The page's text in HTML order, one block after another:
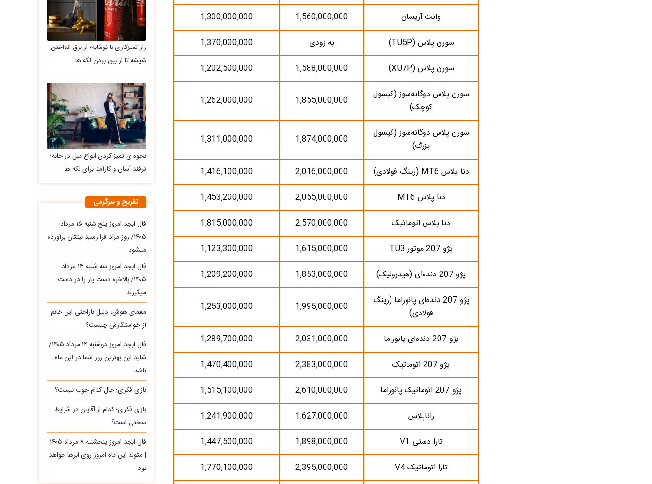
وانت آریسان 1,560,000,000
1,300,000,000
سورن پلاس (TU5P)
به زودی
1,370,000,000
سورن پلاس (XU7P)
1,588,000,000
1,202,500,000
سورن پلاس دوگانه‌سوز (کپسول
کوچک)
1,855,000,000
1,262,000,000
سورن پلاس دوگانه‌سوز (کپسول
بزرگ)
1,874,000,000
1,311,000,000
دنا پلاس MT6 (رینگ فولادی) 2,016,000,000
1,416,100,000
دنا پلاس MT6
2,055,000,000
1,453,200,000
دنا پلاس اتوماتیک
2,570,000,000
1,815,000,000
پژو 207 موتور TU3
1,615,000,000
1,123,300,000
پژو 207 دنده‌ای (هیدرولیک)
1,853,000,000
1,209,200,000
پژو 207 دنده‌ای پانوراما (رینگ
فولادی)
1,995,000,000
1,253,000,000
پژو 207 دنده‌ای پانوراما 2,031,000,000
1,289,700,000
پژو 207 اتوماتیک
2,383,000,000
1,470,400,000
پژو 207 اتوماتیک پانوراما
2,610,000,000
1,515,100,000
راناپلاس
1,627,000,000
1,241,900,000
تارا دستی V1
1,898,000,000
1,447,500,000
تارا اتوماتیک V4
2,395,000,000
1,770,100,000
راز تمیزکاری با نوشابه؛ از برق انداختن
شیشه تا از بین بردن لکه ها
نحوه ی تمیز کردن انواع مبل در خانه:
ترفند آسان و کارآمد برای لکه ها
تفریح و سرگرمی
فال ابجد امروز پنج شنبه ۱۵ مرداد
۱۴۰۵/ روز مراد فرا رسید نیتتان برآورده
میشود
فال ابجد امروز سه‌ شنبه ۱۳ مرداد
۱۴۰۵/ بالاخره دست یار را در دست
میگیرید
معمای هوش؛ دلیل ناراحتی این خانم
از خواستگارش چیست؟
فال ابجد امروز دوشنبه ۱۲ مرداد ۱۴۰۵/
شاید این بهترین روز شما در این ماه
باشد
بازی فکری؛ حال کدام خوب نیست؟
بازی فکری؛ کدام از آقایان در شرایط
سختی است؟
فال ابجد امروز پنجشنبه ۸ مرداد ۱۴۰۵
| متولد این ماه امروز روی ابرها خواهد
بود